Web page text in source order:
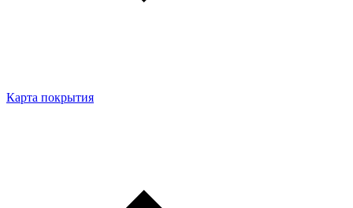
Карта покрытия